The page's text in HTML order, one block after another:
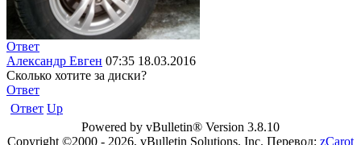
Ответ
Александр Евген 07:35 18.03.2016
Сколько хотите за диски?
Ответ
Ответ Up
Powered by vBulletin® Version 3.8.10
Copyright ©2000 - 2026, vBulletin Solutions, Inc. Перевод: zCarot